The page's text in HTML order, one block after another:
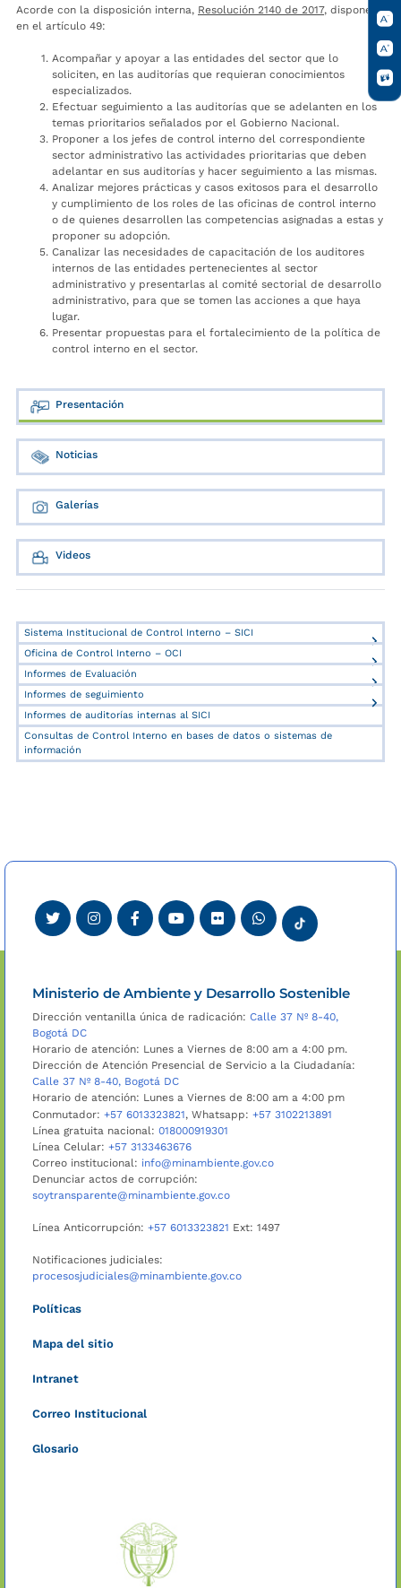
Acorde con la disposición interna, Resolución 2140 de 2017, dispone
en el artículo 49:
Acompañar y apoyar a las entidades del sector que lo
soliciten, en las auditorías que requieran conocimientos
especializados.
Efectuar seguimiento a las auditorías que se adelanten en los
temas prioritarios señalados por el Gobierno Nacional.
Proponer a los jefes de control interno del correspondiente
sector administrativo las actividades prioritarias que deben
adelantar en sus auditorías y hacer seguimiento a las mismas.
Analizar mejores prácticas y casos exitosos para el desarrollo
y cumplimiento de los roles de las oficinas de control interno
o de quienes desarrollen las competencias asignadas a estas y
proponer su adopción.
Canalizar las necesidades de capacitación de los auditores
internos de las entidades pertenecientes al sector
administrativo y presentarlas al comité sectorial de desarrollo
administrativo, para que se tomen las acciones a que haya
lugar.
Presentar propuestas para el fortalecimiento de la política de
control interno en el sector.
Presentación
Noticias
Galerías
Videos
Sistema Institucional de Control Interno – SICI
Oficina de Control Interno – OCI
Informes de Evaluación
Informes de seguimiento
Informes de auditorías internas al SICI
Consultas de Control Interno en bases de datos o sistemas de
información
Ministerio de Ambiente y Desarrollo Sostenible
Dirección ventanilla única de radicación: Calle 37 Nº 8-40,
Bogotá DC
Horario de atención: Lunes a Viernes de 8:00 am a 4:00 pm.
Dirección de Atención Presencial de Servicio a la Ciudadanía:
Calle 37 Nº 8-40, Bogotá DC
Horario de atención: Lunes a Viernes de 8:00 am a 4:00 pm
Conmutador: +57 6013323821, Whatsapp: +57 3102213891
Línea gratuita nacional: 018000919301
Línea Celular: +57 3133463676
Correo institucional: info@minambiente.gov.co
Denunciar actos de corrupción:
soytransparente@minambiente.gov.co
Línea Anticorrupción: +57 6013323821 Ext: 1497
Notificaciones judiciales:
procesosjudiciales@minambiente.gov.co
Políticas
Mapa del sitio
Intranet
Correo Institucional
Glosario